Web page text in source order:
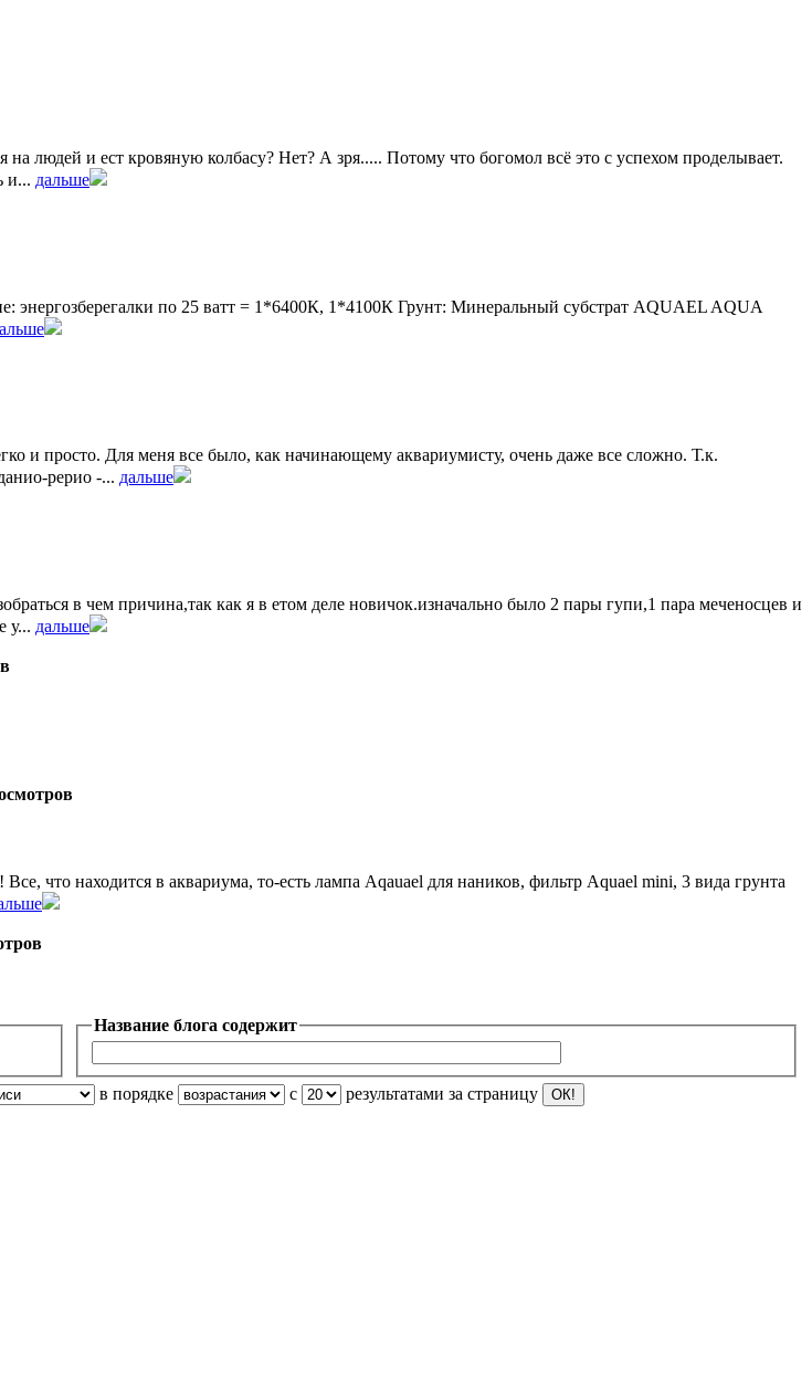
людей и ест кровяную колбасу? Нет? А зря..... Потому что богомол всё это с успехом проделывает.
и... дальше
по 25 ватт = 1*6400К, 1*4100К Грунт: Минеральный субстрат AQUAEL AQUA
и просто. Для меня все было, как начинающему аквариумисту, очень даже все сложно. Т.к.
рерио -... дальше
в чем причина,так как я в етом деле новичок.изначально было 2 пары гупи,1 пара меченосцев и
у... дальше
что находится в аквариума, то-есть лампа Aqauael для наников, фильтр Aquael mini, 3 вида грунта
Название блога содержит
в порядке с результатами за страницу